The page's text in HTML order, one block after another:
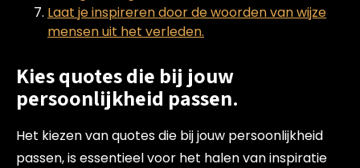
Laat je inspireren door de woorden van wijze
mensen uit het verleden.
Kies quotes die bij jouw
persoonlijkheid passen.
Het kiezen van quotes die bij jouw persoonlijkheid
passen, is essentieel voor het halen van inspiratie